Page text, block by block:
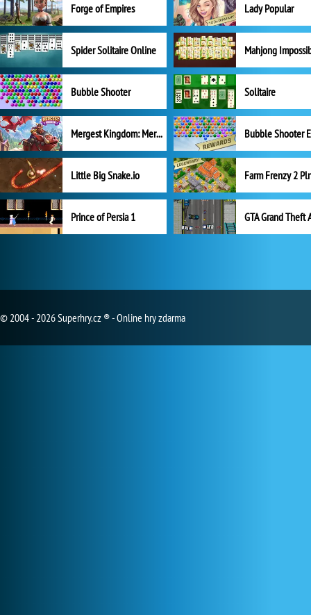
Forge of Empires Lady Popular
Spider Solitaire Online Mahjong
Bubble Shooter Solitaire
Mergest Kingdom: Merge Puzzle
Little Big Snake.io
Prince of Persia 1 GTA Grand Theft
© 2004 - 2026 Superhry.cz ® - Online hry zdarma